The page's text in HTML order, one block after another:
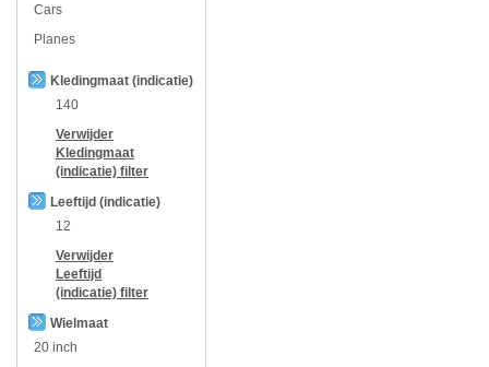
Cars
Planes
Kledingmaat (indicatie)
140
Verwijder
Kledingmaat
(indicatie) filter
Leeftijd (indicatie)
12
Verwijder
Leeftijd
(indicatie) filter
Wielmaat
20 inch